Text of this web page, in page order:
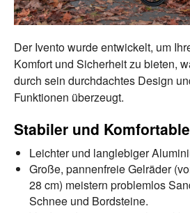
Der Ivento wurde entwickelt, um
Komfort und Sicherheit zu bieten,
durch sein durchdachtes Design
Funktionen überzeugt.
Stabiler und
Leichter und langlebiger
Große, pannenfreie Gelräder
28 cm) meistern problemlos
Schnee und Bordsteine.